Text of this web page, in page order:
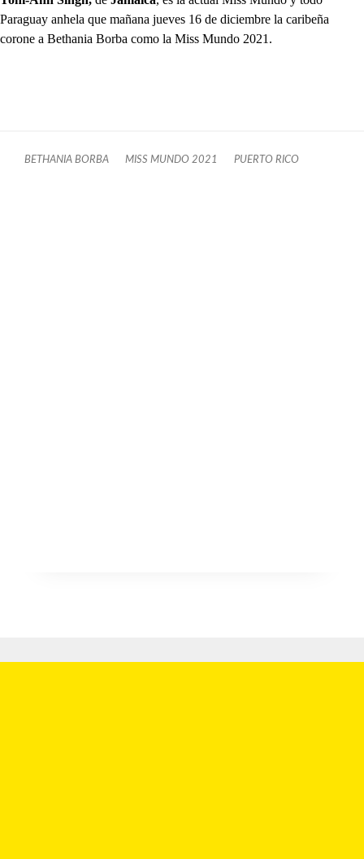
Paraguay anhela que mañana jueves 16 de diciembre la caribeña
corone a Bethania Borba como la Miss Mundo 2021.
BETHANIA BORBA MISS MUNDO 2021 PUERTO RICO